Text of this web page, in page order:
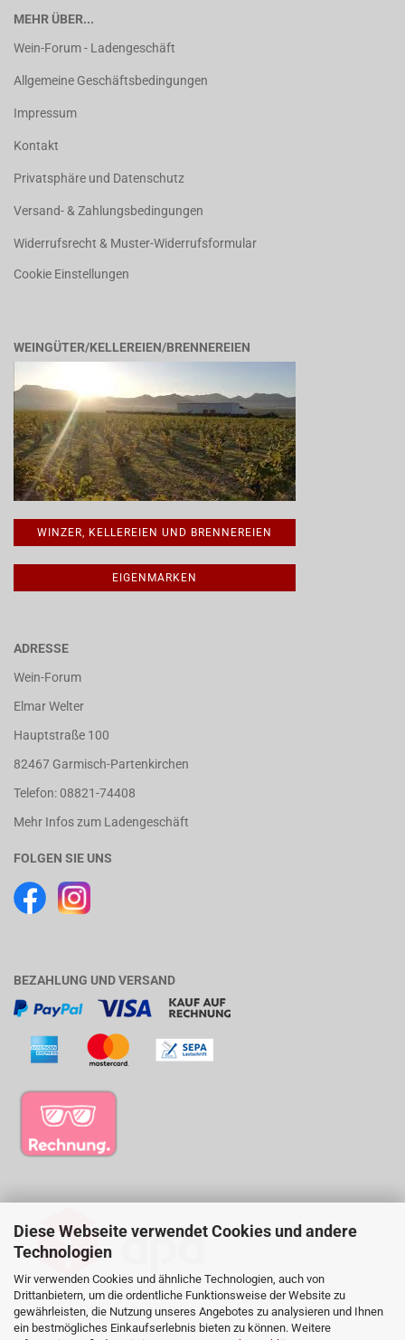
Diese Webseite verwendet Cookies und andere
Technologien
Wir verwenden Cookies und ähnliche Technologien, auch von
Drittanbietern, um die ordentliche Funktionsweise der Website zu
gewährleisten, die Nutzung unseres Angebotes zu analysieren und Ihnen
ein bestmögliches Einkaufserlebnis bieten zu können. Weitere
MEHR ÜBER...
Wein-Forum - Ladengeschäft
Allgemeine Geschäftsbedingungen
Impressum
Kontakt
Privatsphäre und Datenschutz
Versand- & Zahlungsbedingungen
Widerrufsrecht & Muster-Widerrufsformular
Cookie Einstellungen
WEINGÜTER/KELLEREIEN/BRENNEREIEN
WINZER, KELLEREIEN UND BRENNEREIEN
EIGENMARKEN
ADRESSE
Wein-Forum
Elmar Welter
Hauptstraße 100
82467 Garmisch-Partenkirchen
Telefon: 08821-74408
Mehr Infos zum Ladengeschäft
FOLGEN SIE UNS
BEZAHLUNG UND VERSAND